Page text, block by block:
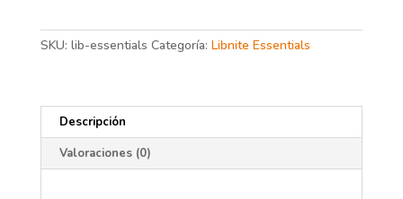
SKU: lib-essentials Categoría: Libnite Essentials
Descripción
Valoraciones (0)